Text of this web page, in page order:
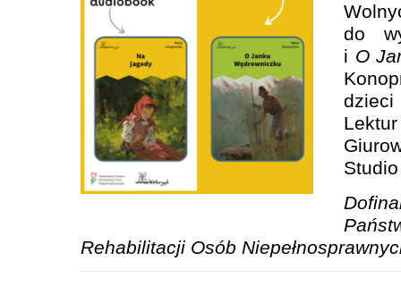
do
i O
dzieci
Rehabilitacji Osób